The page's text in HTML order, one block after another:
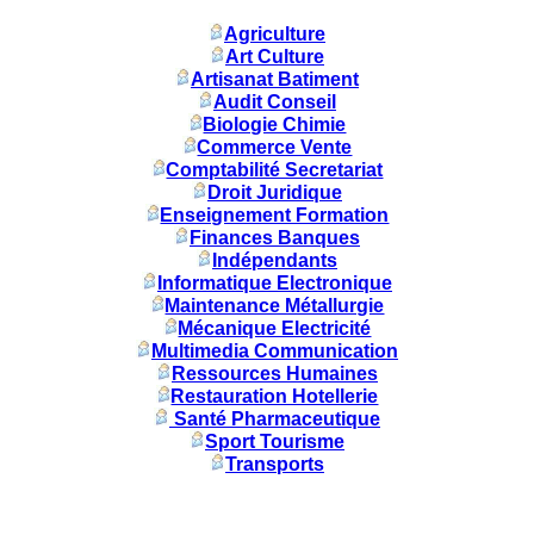
Agriculture
Art Culture
Artisanat Batiment
Audit Conseil
Biologie Chimie
Commerce Vente
Comptabilité Secretariat
Droit Juridique
Enseignement Formation
Finances Banques
Indépendants
Informatique Electronique
Maintenance Métallurgie
Mécanique Electricité
Multimedia Communication
Ressources Humaines
Restauration Hotellerie
Santé Pharmaceutique
Sport Tourisme
Transports